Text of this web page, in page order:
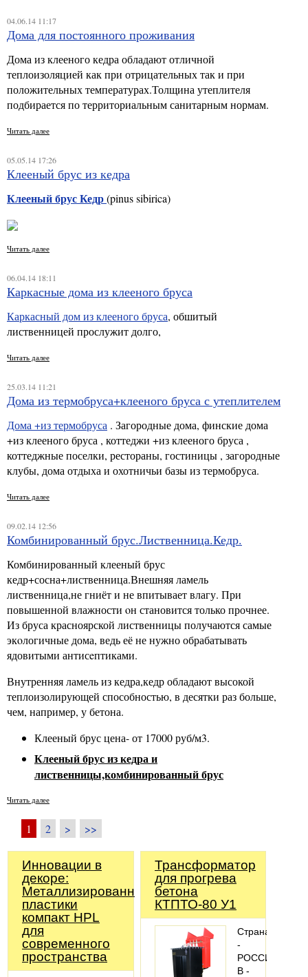
04.06.14 11:17
Дома для постоянного проживания
Дома из клееного кедра обладают отличной
теплоизоляцией как при отрицательных так и при
положительных температурах.Толщина утеплителя
подбирается по территориальным санитарным нормам.
Читать далее
05.05.14 17:26
Клееный брус из кедра
Клееный брус Кедр(pinus sibirica)
Читать далее
06.04.14 18:11
Каркасные дома из клееного бруса
Каркасный дом из клееного бруса, обшитый
лиственницей прослужит долго,
Читать далее
25.03.14 11:21
Дома из термобруса+клееного бруса с утеплителем
Дома +из термобруса . Загородные дома, финские дома
+из клееного бруса , коттеджи +из клееного бруса ,
коттеджные поселки, рестораны, гостиницы , загородные
клубы, дома отдыха и охотничьи базы из термобруса.
Читать далее
09.02.14 12:56
Комбинированный брус.Лиственница.Кедр.
Комбинированный клееный брус
кедр+сосна+лиственница.Внешняя ламель
лиственница,не гниёт и не впитывает влагу. При
повышенной влажности oн становится только прочнее.
Из бруса красноярской лиственницы получаются самые
экoлогичные дома, ведь её не нужно обрабатывать
ядовитыми антисeптиками.
Внутренняя ламель из кедра,кедр обладают высокой
теплоизолирующей способностью, в десятки раз больше,
чем, например, у бетона.
Клееный брус цена- от 17000 руб/м3.
Клееный брус из кедра и
лиственницы,комбинированный брус
Читать далее
1 2 > >>
Инновации в
декоре:
Металлизированные
пластики
компакт HPL
для
современного
пространства
Трансформатор
для прогрева
бетона
КТПТО-80 У1
Страна
-
В -